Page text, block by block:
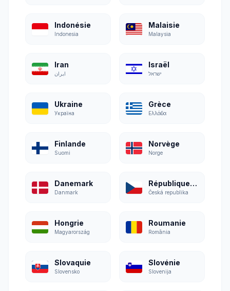
Indonésie
Indonesia
Malaisie
Malaysia
Iran
ایران
Israël
ישראל
Ukraine
Україна
Grèce
Ελλάδα
Finlande
Suomi
Norvège
Norge
Danemark
Danmark
République tchèque
Česká republika
Hongrie
Magyarország
Roumanie
România
Slovaquie
Slovensko
Slovénie
Slovenija